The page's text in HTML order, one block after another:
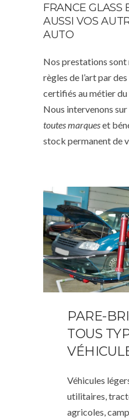
FRANCE GLASS
AUSSI VOS
AUTO
Nos prestations sont
règles de l’art par
certifiés au métier du
Nous intervenons sur
toutes marqueset
stock permanent de
PARE-
TOUS
Véhicules
utilitaires,
agricoles,